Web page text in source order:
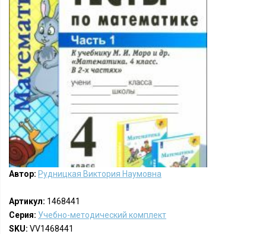
Автор: Рудницкая Виктория Наумовна
Артикул: 1468441
Серия: Учебно-методический комплект
SKU: VV1468441